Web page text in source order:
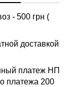
- 500 грн (
доставкой
платеж НП
платежа 200